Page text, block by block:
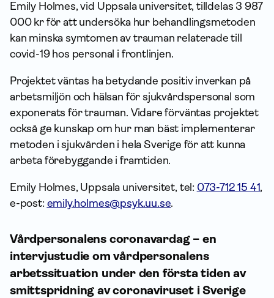
Emily Holmes, vid Uppsala universitet, tilldelas 3 987
000 kr för att undersöka hur behandlingsmetoden
kan minska symtomen av trauman relaterade till
covid-19 hos personal i frontlinjen.
Projektet väntas ha betydande positiv inverkan på
arbetsmiljön och hälsan för sjukvårdspersonal som
exponerats för trauman. Vidare förväntas projektet
också ge kunskap om hur man bäst implementerar
metoden i sjukvården i hela Sverige för att kunna
arbeta förebyggande i framtiden.
Emily Holmes, Uppsala universitet, tel: 073-712 15 41,
e-post: emily.holmes@psyk.uu.se.
Vårdpersonalens coronavardag – en
intervjustudie om vårdpersonalens
arbetssituation under den första tiden av
smittspridning av coronaviruset i Sverige